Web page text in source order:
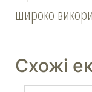
широко
Схожі